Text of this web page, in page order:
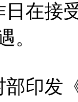
接受
。
发《